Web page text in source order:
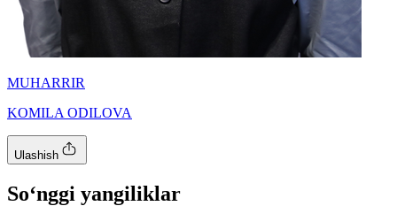
MUHARRIR
KOMILA ODILOVA
Ulashish
So‘nggi yangiliklar